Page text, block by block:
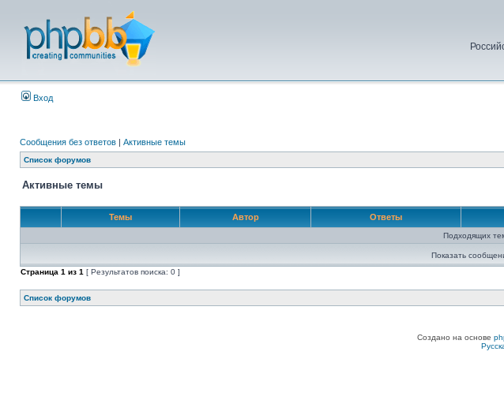
Вход
Сообщения без ответов | Активные темы
Список форумов
Активные темы
Темы Автор Ответы
Подходящих
Показать
Страница 1 из 1 [ Результатов поиска: 0 ]
Список форумов
Создано на основе